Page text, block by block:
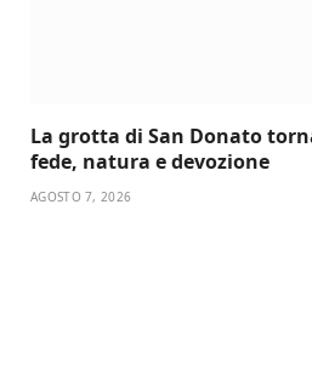
La grotta di San Donato
fede, natura e devozione
AGOSTO 7, 2026